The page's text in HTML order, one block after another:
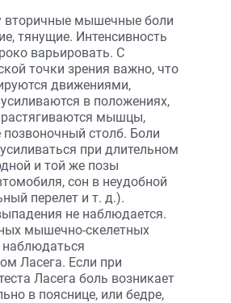
вторичные мышечные боли
тянущие. Интенсивность
варьировать. С
точки зрения важно, что
движениями,
в положениях,
мышцы,
столб. Боли
при длительном
и той же позы
сон в неудобной
перелет и т. д.).
не наблюдается.
мышечно-скелетных
Ласега. Если при
Ласега боль возникает
в пояснице, или бедре,